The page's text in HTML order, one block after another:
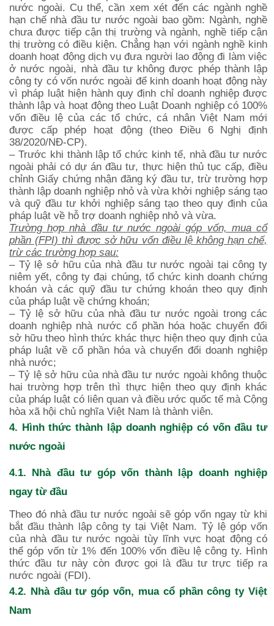
nước ngoài. Cụ thể, cần xem xét đến các ngành nghề
hạn chế nhà đầu tư nước ngoài bao gồm: Ngành, nghề
chưa được tiếp cận thị trường và ngành, nghề tiếp cận
thị trường có điều kiện. Chẳng hạn với ngành nghề kinh
doanh hoạt động dịch vụ đưa người lao động đi làm việc
ở nước ngoài, nhà đầu tư không được phép thành lập
công ty có vốn nước ngoài để kinh doanh hoạt động này
vì pháp luật hiện hành quy định chỉ doanh nghiệp được
thành lập và hoạt động theo Luật Doanh nghiệp có 100%
vốn điều lệ của các tổ chức, cá nhân Việt Nam mới
được cấp phép hoạt động (theo Điều 6 Nghị định
38/2020/NĐ-CP).
– Trước khi thành lập tổ chức kinh tế, nhà đầu tư nước
ngoài phải có dự án đầu tư, thực hiện thủ tục cấp, điều
chỉnh Giấy chứng nhận đăng ký đầu tư, trừ trường hợp
thành lập doanh nghiệp nhỏ và vừa khởi nghiệp sáng tạo
và quỹ đầu tư khởi nghiệp sáng tạo theo quy định của
pháp luật về hỗ trợ doanh nghiệp nhỏ và vừa.
Trường hợp nhà đầu tư nước ngoài góp vốn, mua cổ
phần (FPI) thì được sở hữu vốn điều lệ không hạn chế,
trừ các trường hợp sau:
– Tỷ lệ sở hữu của nhà đầu tư nước ngoài tại công ty
niêm yết, công ty đại chúng, tổ chức kinh doanh chứng
khoán và các quỹ đầu tư chứng khoán theo quy định
của pháp luật về chứng khoán;
– Tỷ lệ sở hữu của nhà đầu tư nước ngoài trong các
doanh nghiệp nhà nước cổ phần hóa hoặc chuyển đổi
sở hữu theo hình thức khác thực hiện theo quy định của
pháp luật về cổ phần hóa và chuyển đổi doanh nghiệp
nhà nước;
– Tỷ lệ sở hữu của nhà đầu tư nước ngoài không thuộc
hai trường hợp trên thì thực hiện theo quy định khác
của pháp luật có liên quan và điều ước quốc tế mà Cộng
hòa xã hội chủ nghĩa Việt Nam là thành viên.
4. Hình thức thành lập doanh nghiệp có vốn đầu tư
nước ngoài
4.1. Nhà đầu tư góp vốn thành lập doanh nghiệp
ngay từ đầu
Theo đó nhà đầu tư nước ngoài sẽ góp vốn ngay từ khi
bắt đầu thành lập công ty tại Việt Nam. Tỷ lệ góp vốn
của nhà đầu tư nước ngoài tùy lĩnh vực hoạt động có
thể góp vốn từ 1% đến 100% vốn điều lệ công ty. Hình
thức đầu tư này còn được gọi là đầu tư trực tiếp ra
nước ngoài (FDI).
4.2. Nhà đầu tư góp vốn, mua cổ phần công ty Việt
Nam